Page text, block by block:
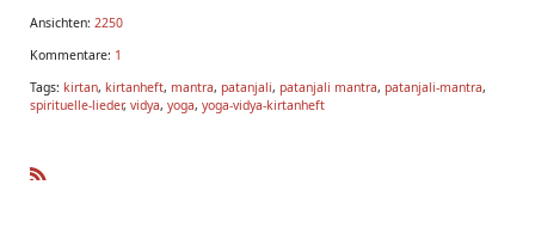
Ansichten: 2250
Kommentare: 1
Tags: kirtan, kirtanheft, mantra, patanjali, patanjali mantra, patanjali-mantra,
spirituelle-lieder, vidya, yoga, yoga-vidya-kirtanheft